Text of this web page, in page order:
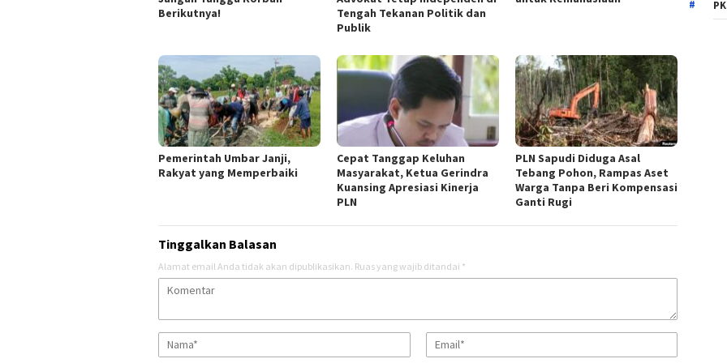
Berikutnya!
Tengah Tekanan Politik dan
Publik
Pemerintah Umbar Janji,
Rakyat yang Memperbaiki
Cepat Tanggap Keluhan
Masyarakat, Ketua Gerindra
Kuansing Apresiasi Kinerja
PLN
PLN Sapudi Diduga Asal
Tebang Pohon, Rampas Aset
Warga Tanpa Beri Kompensasi
Ganti Rugi
Tinggalkan Balasan
Alamat email Anda tidak akan dipublikasikan. Ruas yang wajib ditandai *